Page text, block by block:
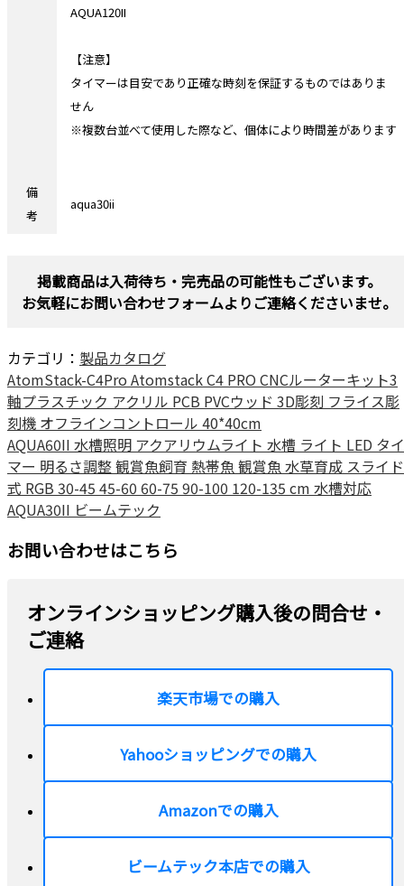
AQUA120II
【注意】
タイマーは目安であり正確な時刻を保証するものではありま
せん
※複数台並べて使用した際など、個体により時間差があります
備
考
aqua30ii
掲載商品は入荷待ち・完売品の可能性もございます。
お気軽にお問い合わせフォームよりご連絡くださいませ。
カテゴリ： 製品カタログ
AtomStack-C4Pro Atomstack C4 PRO CNCルーターキット3
軸プラスチック アクリル PCB PVCウッド 3D彫刻 フライス彫
刻機 オフラインコントロール 40*40cm
AQUA60II 水槽照明 アクアリウムライト 水槽 ライト LED タイ
マー 明るさ調整 観賞魚飼育 熱帯魚 観賞魚 水草育成 スライド
式 RGB 30-45 45-60 60-75 90-100 120-135 cm 水槽対応
AQUA30II ビームテック
お問い合わせはこちら
オンラインショッピング購入後の問合せ・
ご連絡
楽天市場での購入
Yahooショッピングでの購入
Amazonでの購入
ビームテック本店での購入